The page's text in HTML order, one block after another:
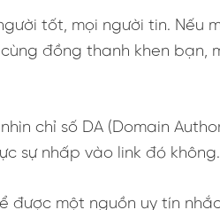
tốt, mọi người tin. Nếu
đồng thanh khen bạn,
chỉ số DA (Domain
sự nhấp vào link đó không.
một nguồn uy tín